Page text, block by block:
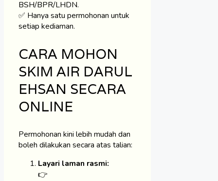
BSH/BPR/LHDN.
✅ Hanya satu permohonan untuk
setiap kediaman.
CARA MOHON
SKIM AIR DARUL
EHSAN SECARA
ONLINE
Permohonan kini lebih mudah dan
boleh dilakukan secara atas talian:
Layari laman rasmi:
👉